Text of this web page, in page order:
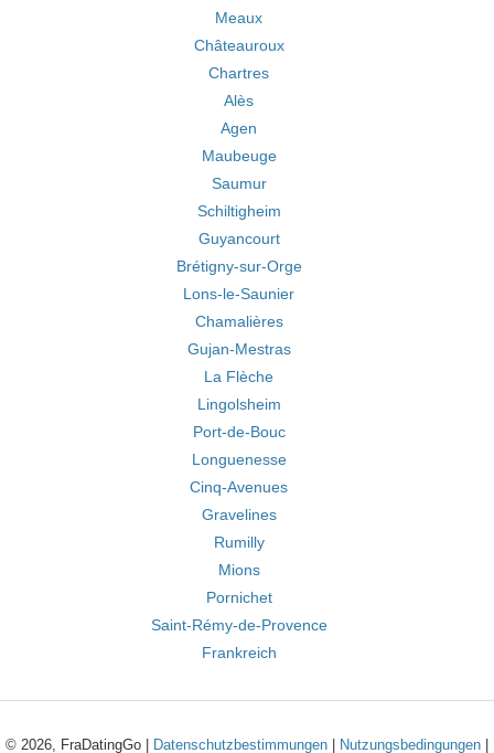
Meaux
Châteauroux
Chartres
Alès
Agen
Maubeuge
Saumur
Schiltigheim
Guyancourt
Brétigny-sur-Orge
Lons-le-Saunier
Chamalières
Gujan-Mestras
La Flèche
Lingolsheim
Port-de-Bouc
Longuenesse
Cinq-Avenues
Gravelines
Rumilly
Mions
Pornichet
Saint-Rémy-de-Provence
Frankreich
© 2026, FraDatingGo | Datenschutzbestimmungen Nutzungsbedingungen